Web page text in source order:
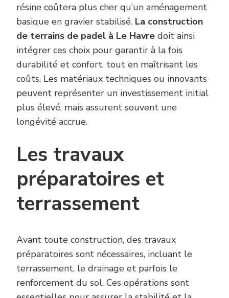
résine coûtera plus cher qu’un aménagement
basique en gravier stabilisé. La construction
de terrains de padel à Le Havre doit ainsi
intégrer ces choix pour garantir à la fois
durabilité et confort, tout en maîtrisant les
coûts. Les matériaux techniques ou innovants
peuvent représenter un investissement initial
plus élevé, mais assurent souvent une
longévité accrue.
Les travaux
préparatoires et
terrassement
Avant toute construction, des travaux
préparatoires sont nécessaires, incluant le
terrassement, le drainage et parfois le
renforcement du sol. Ces opérations sont